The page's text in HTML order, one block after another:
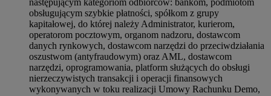
obsługującym szybkie płatności, spółkom z grupy
kapitałowej, do której należy Administrator, kurierom,
operatorom pocztowym, organom nadzoru, dostawcom
danych rynkowych, dostawcom narzędzi do przeciwdziałania
oszustwom (antyfraudowym) oraz AML, dostawcom
narzędzi, oprogramowania, platform służących do obsługi
nierzeczywistych transakcji i operacji finansowych
wykonywanych w toku realizacji Umowy Rachunku Demo,